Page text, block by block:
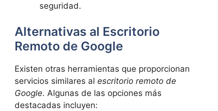
seguridad.
Alternativas al Escritorio
Remoto de Google
Existen otras herramientas que proporcionan
servicios similares al escritorio remoto de
Google. Algunas de las opciones más
destacadas incluyen: